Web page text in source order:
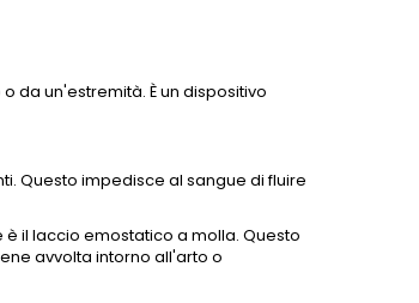
da un'estremità. È un dispositivo
Questo impedisce al sangue di fluire
il laccio emostatico a molla. Questo
avvolta intorno all'arto o